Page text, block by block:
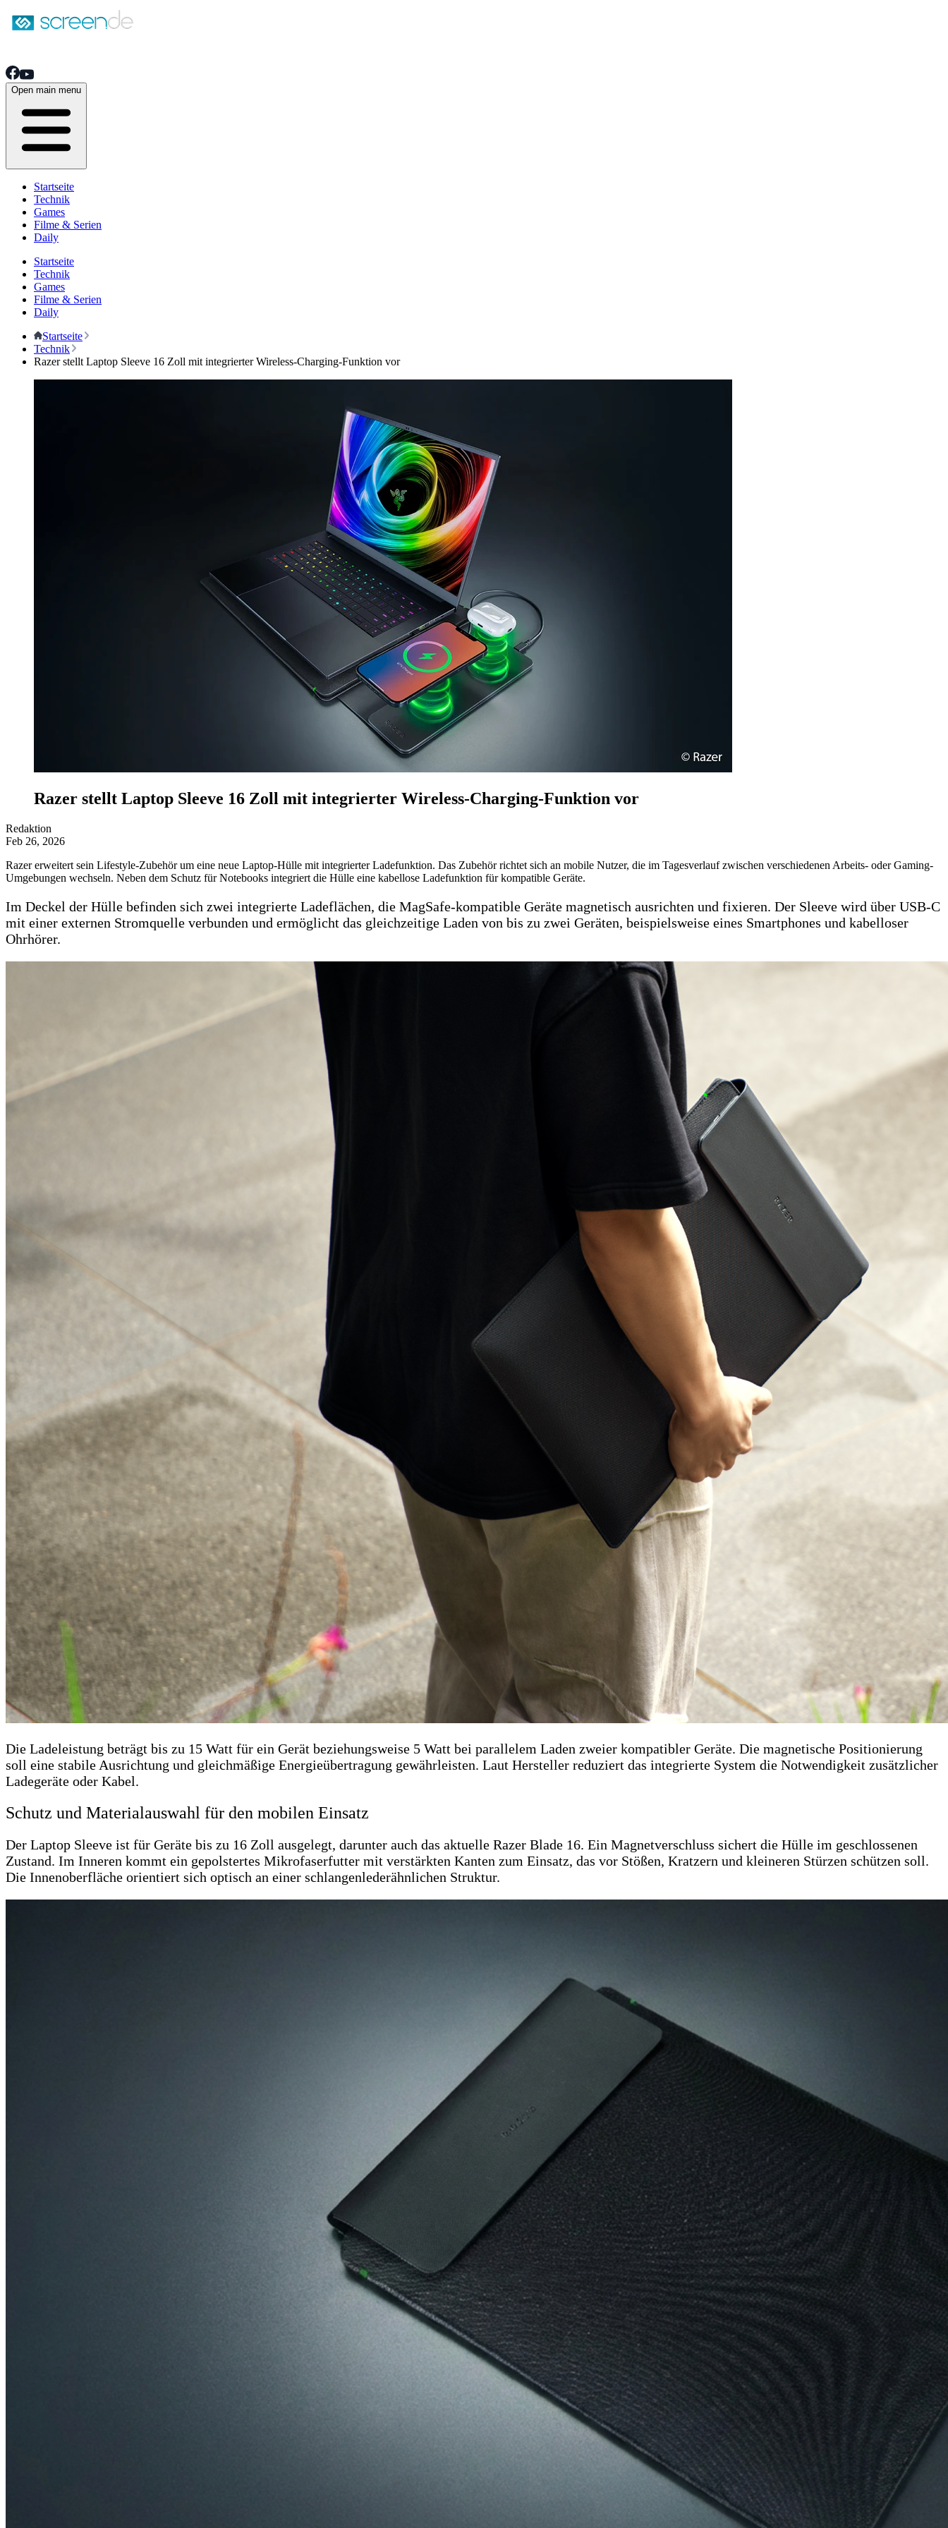
Open main menu
Startseite
Technik
Games
Filme & Serien
Daily
Startseite
Technik
Games
Filme & Serien
Daily
Startseite
Technik
Razer stellt Laptop Sleeve 16 Zoll mit integrierter Wireless-Charging-Funktion vor
Razer stellt Laptop Sleeve 16 Zoll mit integrierter Wireless-Charging-Funktion vor
Redaktion
Feb 26, 2026
Razer erweitert sein Lifestyle-Zubehör um eine neue Laptop-Hülle mit integrierter Ladefunktion. Das Zubehör richtet sich an mobile Nutzer, die im Tagesverlauf zwischen verschiedenen Arbeits- oder Gaming-
Umgebungen wechseln. Neben dem Schutz für Notebooks integriert die Hülle eine kabellose Ladefunktion für kompatible Geräte.
Im Deckel der Hülle befinden sich zwei integrierte Ladeflächen, die MagSafe-kompatible Geräte magnetisch ausrichten und fixieren. Der Sleeve wird über USB-C
mit einer externen Stromquelle verbunden und ermöglicht das gleichzeitige Laden von bis zu zwei Geräten, beispielsweise eines Smartphones und kabelloser
Ohrhörer.
Die Ladeleistung beträgt bis zu 15 Watt für ein Gerät beziehungsweise 5 Watt bei parallelem Laden zweier kompatibler Geräte. Die magnetische Positionierung
soll eine stabile Ausrichtung und gleichmäßige Energieübertragung gewährleisten. Laut Hersteller reduziert das integrierte System die Notwendigkeit zusätzlicher
Ladegeräte oder Kabel.
Schutz und Materialauswahl für den mobilen Einsatz
Der Laptop Sleeve ist für Geräte bis zu 16 Zoll ausgelegt, darunter auch das aktuelle Razer Blade 16. Ein Magnetverschluss sichert die Hülle im geschlossenen
Zustand. Im Inneren kommt ein gepolstertes Mikrofaserfutter mit verstärkten Kanten zum Einsatz, das vor Stößen, Kratzern und kleineren Stürzen schützen soll.
Die Innenoberfläche orientiert sich optisch an einer schlangenlederähnlichen Struktur.